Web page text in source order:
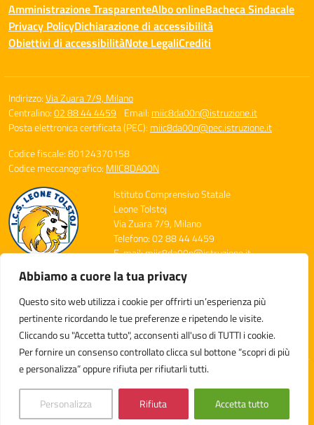
Abbiamo a cuore la tua privacy
Questo sito web utilizza i cookie per offrirti un’esperienza più
pertinente ricordando le tue preferenze e ripetendo le visite.
Cliccando su "Accetta tutto", acconsenti all'uso di TUTTI i cookie.
Per fornire un consenso controllato clicca sul bottone “scopri di più
e personalizza” oppure rifiuta per rifiutarli tutti.
Personalizza Rifiuta Accetta tutto
Amministrazione TrasparenteAlbo onlineBacheca Sindacale
Privacy PolicyDichiarazione di accessibilità
Obiettivi di accessibilitàNote LegaliCrediti
Indirizzo:Via Zuara 7/9, Milano
Centralino:02 88 44 4459 Email: miic8da00n@istruzione.it
Posta elettronica certificata (PEC): miic8da00n@pec.istruzione.it
Codice fiscale: 80124370158
Codice meccanografico: MIIC8DA00N
Istituto Comprensivo Statale
Leone Tolstoj
Via Zuara 7/9, Milano
Telefono: 02 88 44 4459
E-mail: miic8da00n@istruzione.it
Codice Meccanografico: MIIC8DA00N
Codice Fiscale: 80124370158
Codice Univoco: UFXGDT